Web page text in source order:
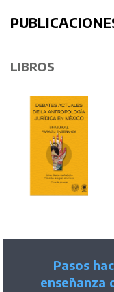
LIBROS
Pasos
enseñanza